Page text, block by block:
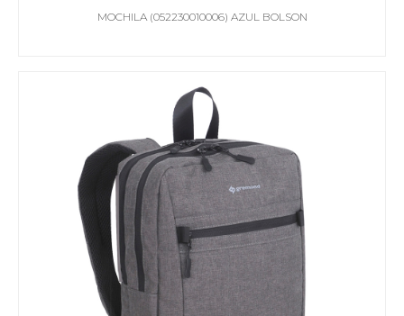
MOCHILA (052230010006) AZUL BOLSON